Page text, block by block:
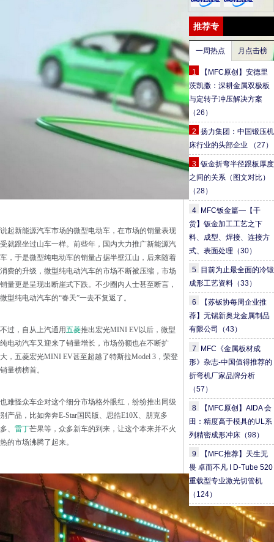
说起新能源汽车市场的微型电动车，在市场的销量表现
受就跟坐过山车一样。前些年，国内大力推广新能源汽
车，于是微型纯电动车的销量占据半壁江山，后来随着
消费的升级，微型纯电动汽车的市场不断被压缩，市场
销量更是呈现出断崖式下跌。不少圈内人士甚至断言，
微型纯电动汽车的“春天”一去不复返了。
不过，自从上汽通用五菱推出宏光MINI EV以后，微型
纯电动汽车又迎来了销量增长，市场份额也在不断扩
大，五菱宏光MINI EV甚至超越了特斯拉Model 3，荣登
销量榜榜首。
也难怪众车企对这个细分市场格外眼红，纷纷推出同级
别产品，比如奔奔E-Star国民版、思皓E10X、朋克多
多、 雷丁芒果等，众多新车的到来，让这个本来并不火
热的市场沸腾了起来。
推荐专
题
一周热点 月点击榜
1
【MFC原创】安德里
茨凯撒：深耕金属双极板
与定转子冲压解决方案
（26）
2 扬力集团：中国锻压机
床行业的头部企业
（27）
3 钣金折弯半径跟板厚度
之间的关系（图文对比）
（28）
4 MFC钣金篇—【干
货】钣金加工工艺之下
料、成型、焊接、连接方
式、表面处理 （30）
5
目前为止最全面的冷锻
成形工艺资料 （33）
6
【苏钣协每周企业推
荐】无锡新奥龙金属制品
有限公司
（43）
7
MFC《金属板材成
形》杂志-中国值得推荐的
折弯机厂家品牌分析
（57）
8
【MFC原创】AIDA 会
田：精度高于模具的UL系
列精密成形冲床 （98）
9
【MFC推荐】天生无
畏 卓而不凡 I D-Tube 520
重载型专业激光切管机
（124）